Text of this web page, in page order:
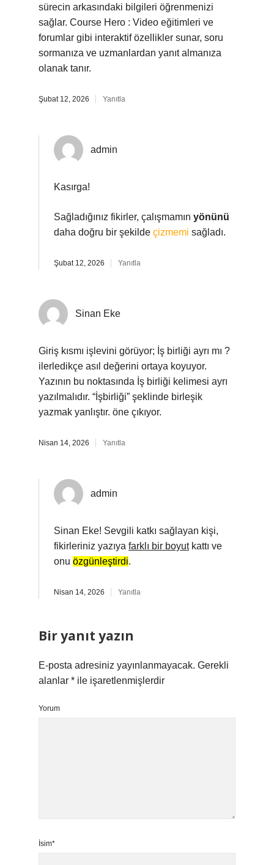
sürecin arkasındaki bilgileri öğrenmenizi
sağlar. Course Hero : Video eğitimleri ve
forumlar gibi interaktif özellikler sunar, soru
sormanıza ve uzmanlardan yanıt almanıza
olanak tanır.
Şubat 12, 2026 Yanıtla
admin
Kasırga!
Sağladığınız fikirler, çalışmamın yönünü
daha doğru bir şekilde çizmemi sağladı.
Şubat 12, 2026 Yanıtla
Sinan Eke
Giriş kısmı işlevini görüyor; İş birliği ayrı mı ?
ilerledikçe asıl değerini ortaya koyuyor.
Yazının bu noktasında İş birliği kelimesi ayrı
yazılmalıdır. “İşbirliği” şeklinde birleşik
yazmak yanlıştır. öne çıkıyor.
Nisan 14, 2026 Yanıtla
admin
Sinan Eke! Sevgili katkı sağlayan kişi,
fikirleriniz yazıya farklı bir boyutkattı ve
onu özgünleştirdi.
Nisan 14, 2026 Yanıtla
Bir yanıt yazın
E-posta adresiniz yayınlanmayacak. Gerekli
alanlar * ile işaretlenmişlerdir
Yorum
İsim*